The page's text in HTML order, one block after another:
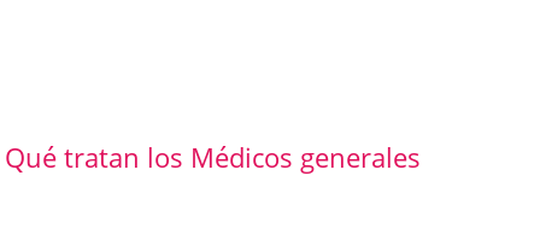
Qué tratan los Médicos generales